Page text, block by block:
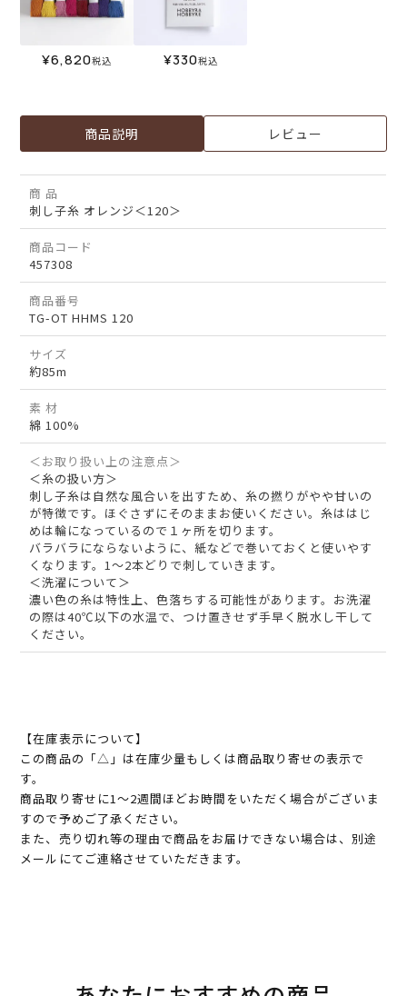
¥6,820税込 ¥330税込
商品説明 レビュー
商 品
刺し子糸 オレンジ＜120＞
商品コード
457308
商品番号
TG-OT HHMS 120
サイズ
約85m
素 材
綿 100%
＜お取り扱い上の注意点＞
＜糸の扱い方＞
刺し子糸は自然な風合いを出すため、糸の撚りがやや甘いの
が特徴です。ほぐさずにそのままお使いください。糸ははじ
めは輪になっているので１ヶ所を切ります。
バラバラにならないように、紙などで巻いておくと使いやす
くなります。1～2本どりで刺していきます。
＜洗濯について＞
濃い色の糸は特性上、色落ちする可能性があります。お洗濯
の際は40℃以下の水温で、つけ置きせず手早く脱水し干して
ください。
【在庫表示について】
この商品の「△」は在庫少量もしくは商品取り寄せの表示で
す。
商品取り寄せに1～2週間ほどお時間をいただく場合がございま
すので予めご了承ください。
また、売り切れ等の理由で商品をお届けできない場合は、別途
メールにてご連絡させていただきます。